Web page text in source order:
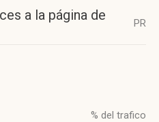
a la página de
PR
% del trafico